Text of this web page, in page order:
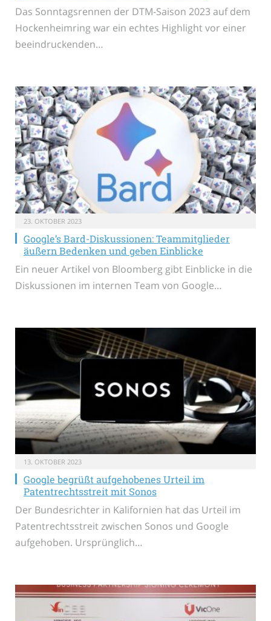
Das Sonntagsrennen der DTM-Saison 2023 auf dem
Hockenheimring war ein echtes Highlight vor einer
beeindruckenden…
23. OKTOBER 2023
Google’s Bard-Diskussionen: Teammitglieder
äußern Bedenken und geben Einblicke
Ein neuer Artikel von Bloomberg gibt Einblicke in die
Diskussionen im internen Team von Google…
13. OKTOBER 2023
Google begrüßt aufgehobenes Urteil im
Patentrechtsstreit mit Sonos
Der Bundesrichter in Kalifornien hat das Urteil im
Patentrechtsstreit zwischen Sonos und Google
aufgehoben. Ursprünglich…